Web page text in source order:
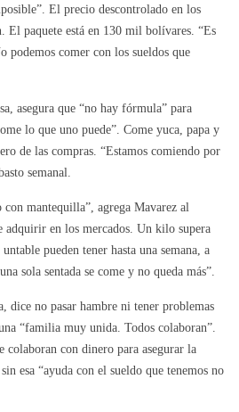
El precio descontrolado en los
El paquete está en 130 mil bolívares. “Es
podemos comer con los sueldos que
asegura que “no hay fórmula” para
lo que uno puede”. Come yuca, papa y
de las compras. “Estamos comiendo por
semanal.
con mantequilla”, agrega Mavarez al
adquirir en los mercados. Un kilo supera
pueden tener hasta una semana, a
sola sentada se come y no queda más”.
dice no pasar hambre ni tener problemas
“familia muy unida. Todos colaboran”.
colaboran con dinero para asegurar la
esa “ayuda con el sueldo que tenemos no